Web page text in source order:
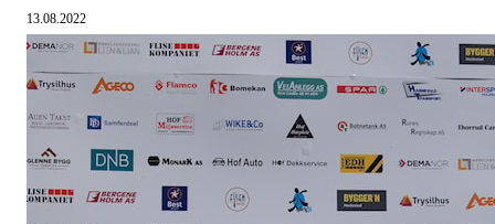
13.08.2022